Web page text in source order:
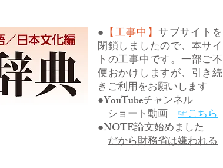
● 【工事中】サブサイトを
閉鎖しましたので、本サイ
トの工事中です。一部ご不
便おかけしますが、引き続
きご利用をお願いします
●YouTubeチャンネル
ショート動画 ☞こちら
●NOTE論文始めました
だから財務省は嫌われる